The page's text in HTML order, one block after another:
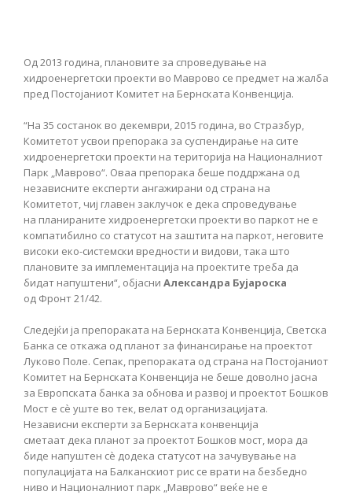
Од 2013 година, плановите за спроведување на
хидроенергетски проекти во Маврово се предмет на жалба
пред Постојаниот Комитет на Бернската Конвенција.
“На 35 состанок во декември, 2015 година, во Стразбур,
Комитетот усвои препорака за суспендирање на сите
хидроенергетски проекти на територија на Националниот
Парк „Маврово“. Оваа препорака беше поддржана од
независните експерти ангажирани од страна на
Комитетот, чиј главен заклучок е дека спроведување
на планираните хидроенергетски проекти во паркот не е
компатибилно со статусот на заштита на паркот, неговите
високи еко-системски вредности и видови, така што
плановите за имплементација на проектите треба да
бидат напуштени“, објасни Александра Бујароска
од Фронт 21/42.
Следејќи ја препораката на Бернската Конвенција, Светска
Банка се откажа од планот за финансирање на проектот
Луково Поле. Сепак, препораката од страна на Постојаниот
Комитет на Бернската Конвенција не беше доволно јасна
за Европската банка за обнова и развој и проектот Бошков
Мост е сѐ уште во тек, велат од организацијата.
Независни експерти за Бернската конвенција
сметаат дека планот за проектот Бошков мост, мора да
биде напуштен сѐ додека статусот на зачувување на
популацијата на Балканскиот рис се врати на безбедно
ниво и Националниот парк „Маврово“ веќе не е